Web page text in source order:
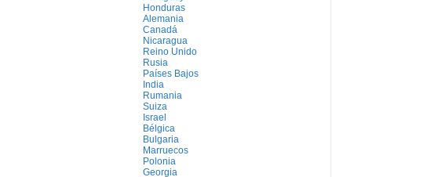
Honduras
Alemania
Canadá
Nicaragua
Reino Unido
Rusia
Países Bajos
India
Rumania
Suiza
Israel
Bélgica
Bulgaria
Marruecos
Polonia
Georgia